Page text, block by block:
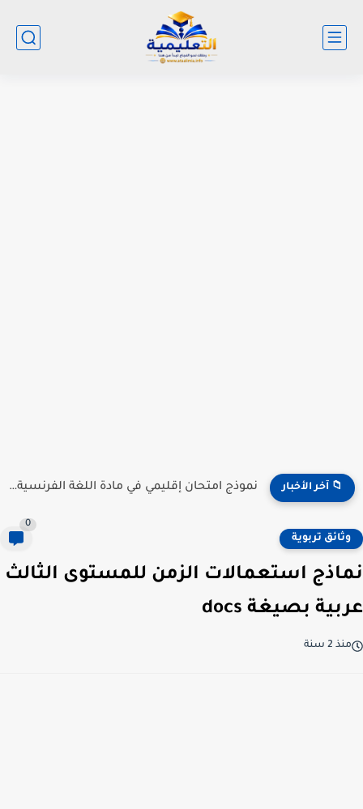
📁 آخر الأخبار نموذج امتحان إقليمي في مادة اللغة الفرنسية للمستوى السادس...
وثائق تربوية
0
نماذج استعمالات الزمن للمستوى الثالث
عربية بصيغة docs
منذ 2 سنة